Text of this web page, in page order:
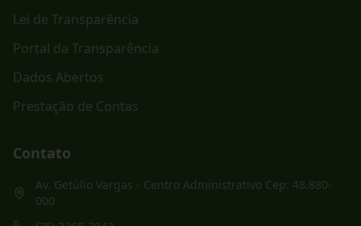
Lei de Transparência
Portal da Transparência
Dados Abertos
Prestação de Contas
Contato
Av. Getúlio Vargas - Centro Administrativo Cep: 48.880-
000